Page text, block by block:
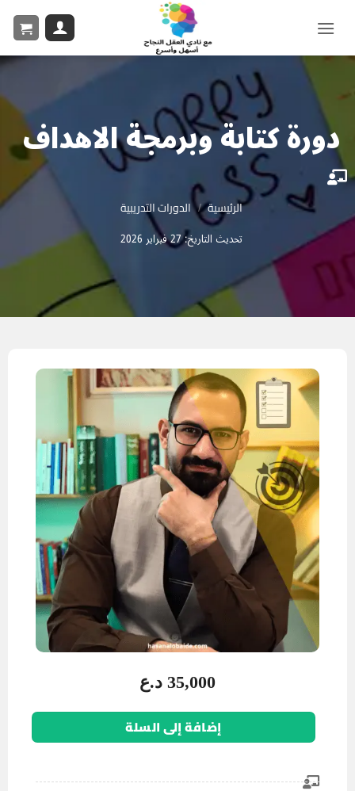
دورة كتابة وبرمجة الاهداف
الرئيسية / الدورات التدريبية
تحديث التاريخ: 27 فبراير 2026
35,000 د.ع
إضافة إلى السلة